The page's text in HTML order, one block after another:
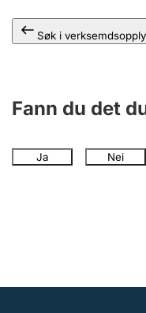
Søk i
Fann du det
Ja Nei